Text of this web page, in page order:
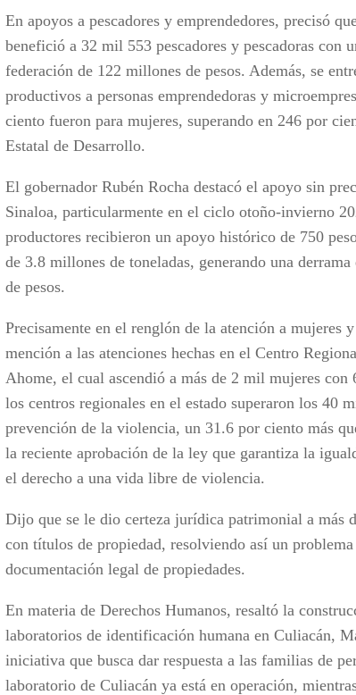
En apoyos a pescadores y emprendedores, precisó
benefició a 32 mil 553 pescadores y pescadoras con
federación de 122 millones de pesos. Además, se
productivos a personas emprendedoras y
ciento fueron para mujeres, superando en 246 por
Estatal de Desarrollo.
El gobernador Rubén Rocha destacó el apoyo sin
Sinaloa, particularmente en el ciclo otoño-invierno
productores recibieron un apoyo histórico de 750
de 3.8 millones de toneladas, generando una
de pesos.
Precisamente en el renglón de la atención a mujeres
mención a las atenciones hechas en el Centro
Ahome, el cual ascendió a más de 2 mil mujeres
los centros regionales en el estado superaron los 40
prevención de la violencia, un 31.6 por ciento más
la reciente aprobación de la ley que garantiza la
el derecho a una vida libre de violencia.
Dijo que se le dio certeza jurídica patrimonial a más
con títulos de propiedad, resolviendo así un
documentación legal de propiedades.
En materia de Derechos Humanos, resaltó la
laboratorios de identificación humana en Culiacán,
iniciativa que busca dar respuesta a las familias de
laboratorio de Culiacán ya está en operación,